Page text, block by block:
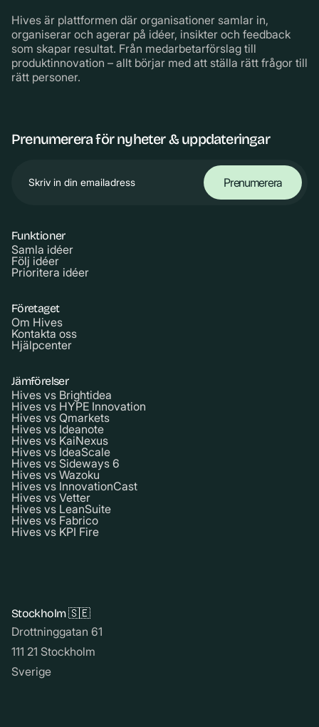
Hives är plattformen där organisationer samlar in,
organiserar och agerar på idéer, insikter och feedback
som skapar resultat. Från medarbetarförslag till
produktinnovation – allt börjar med att ställa rätt frågor till
rätt personer.
Prenumerera för nyheter & uppdateringar
Funktioner
Samla idéer
Följ idéer
Prioritera idéer
Företaget
Om Hives
Kontakta oss
Hjälpcenter
Jämförelser
Hives vs Brightidea
Hives vs HYPE Innovation
Hives vs Qmarkets
Hives vs Ideanote
Hives vs KaiNexus
Hives vs IdeaScale
Hives vs Sideways 6
Hives vs Wazoku
Hives vs InnovationCast
Hives vs Vetter
Hives vs LeanSuite
Hives vs Fabrico
Hives vs KPI Fire
Stockholm 🇸🇪
Drottninggatan 61
111 21 Stockholm
Sverige